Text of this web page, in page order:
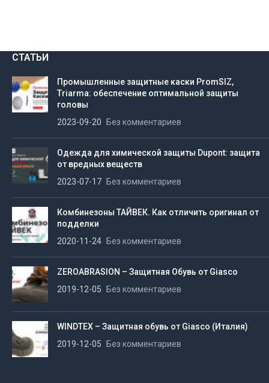
СТАТЬИ
Промышленные защитные каски PromSIZ,
Triarma: обеспечение оптимальной защиты
головы
2023-09-20
Без комментариев
Одежда для химической защиты Dupont: защита
от вредных веществ
2023-07-17
Без комментариев
Комбинезоны ТАЙВЕК. Как отличить оригинал от
подделки
2020-11-24
Без комментариев
ZEROABRASION – Защитная Обувь от Giasco
2019-12-05
Без комментариев
WINDTEX – Защитная обувь от Giasco (Италия)
2019-12-05
Без комментариев